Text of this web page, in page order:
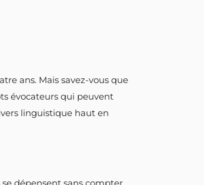
ans. Mais savez-vous que
évocateurs qui peuvent
linguistique haut en